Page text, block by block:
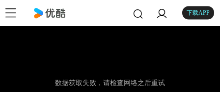
下载APP
数据获取失败，请检查网络之后重试